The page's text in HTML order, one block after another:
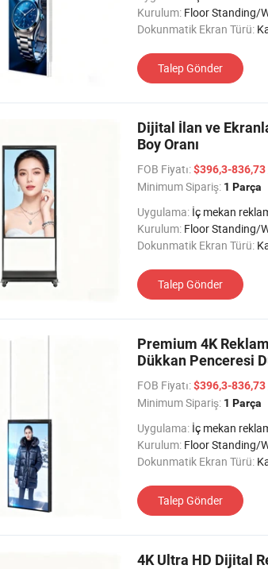
Kurulum: Floor Standing/
Dokunmatik Ekran Türü:
Talep Gönder
Dijital İlan ve
Boy Oranı
FOB Fiyatı:$396,3-836,73
Minimum Sipariş: 1 Parça
Uygulama: İç mekan reklam oynatıcı, Dış mekan
Kurulum: Floor Standing/
Dokunmatik Ekran Türü:
Talep Gönder
Premium 4K
Dükkan Penceresi
FOB Fiyatı:$396,3-836,73
Minimum Sipariş: 1 Parça
Uygulama: İç mekan reklam oynatıcı, Dış mekan
Kurulum: Floor Standing/
Dokunmatik Ekran Türü:
Talep Gönder
4K Ultra HD Dijital